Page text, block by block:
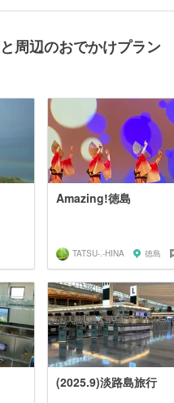
周辺のおでかけプラン
Amazing!徳島
TATSU-.-HINA 徳島
(2025.9)淡路島旅行